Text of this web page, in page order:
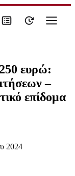
ευρώ:
–
επίδομα
2024